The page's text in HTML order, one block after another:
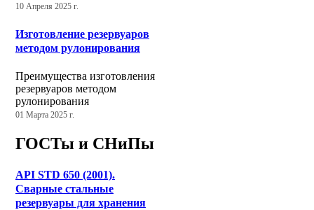
10 Апреля 2025 г.
Изготовление резервуаров
методом рулонирования
Преимущества изготовления
резервуаров методом
рулонирования
01 Марта 2025 г.
ГОСТы и СНиПы
API STD 650 (2001).
Сварные стальные
резервуары для хранения